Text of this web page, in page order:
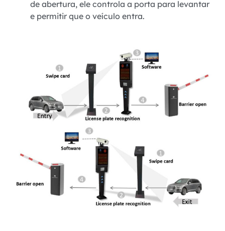
de abertura, ele controla a porta para levantar
e permitir que o veículo entra.